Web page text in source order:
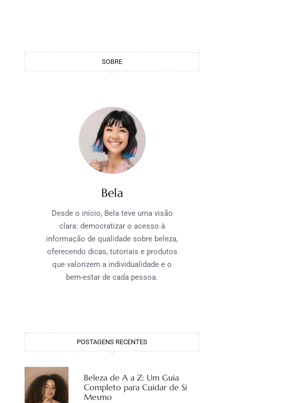
SOBRE
Bela
Desde o início, Bela teve uma visão
clara: democratizar o acesso à
informação de qualidade sobre beleza,
oferecendo dicas, tutoriais e produtos
que valorizem a individualidade e o
bem-estar de cada pessoa.
POSTAGENS RECENTES
Beleza de A a Z: Um Guia
Completo para Cuidar de Si
Mesmo